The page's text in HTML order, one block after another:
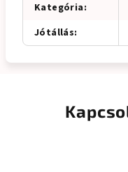
Kategória:
Jótállás: